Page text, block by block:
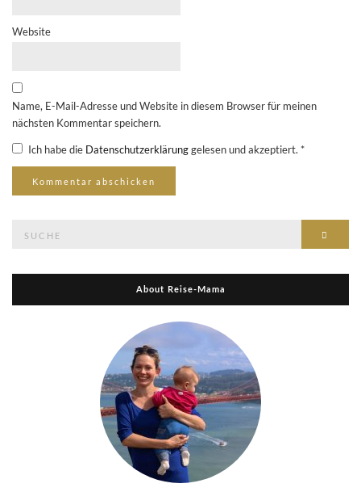
Website
Name, E-Mail-Adresse und Website in diesem Browser für meinen
nächsten Kommentar speichern.
Ich habe die Datenschutzerklärunggelesen und akzeptiert. *
About Reise-Mama